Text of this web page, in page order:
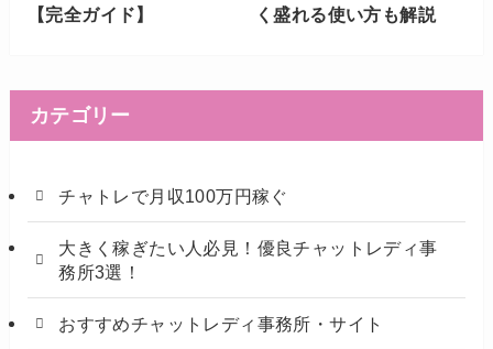
【完全ガイド】
く盛れる使い方も解説
カテゴリー
チャトレで月収100万円稼ぐ
大きく稼ぎたい人必見！優良チャットレディ事
務所3選！
おすすめチャットレディ事務所・サイト